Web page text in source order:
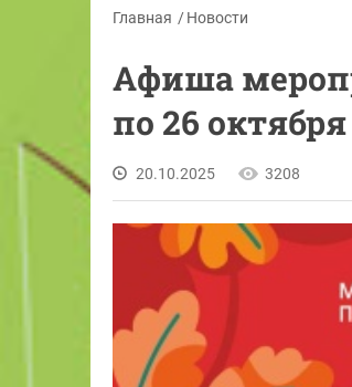
Главная Новости
Афиша
по 26 октября
20.10.2025 3208